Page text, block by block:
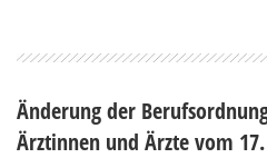
Änderung der
Ärztinnen und Ärzte vom